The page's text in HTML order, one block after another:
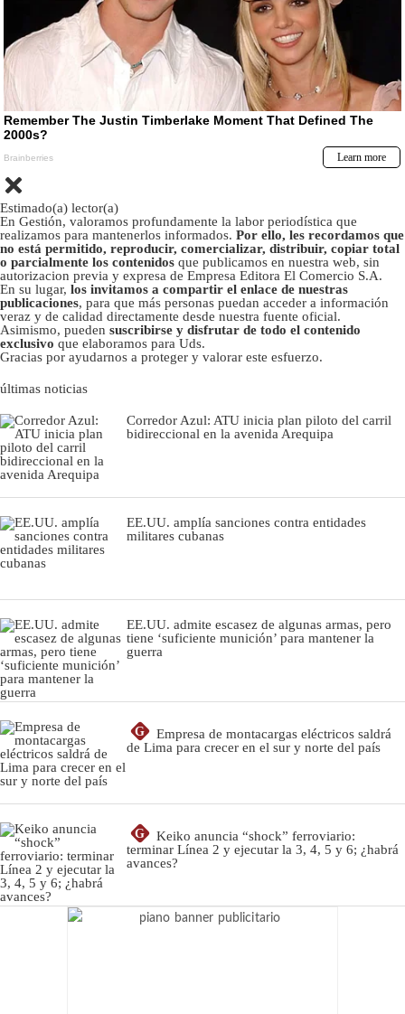
Estimado(a) lector(a)
En Gestión, valoramos profundamente la labor periodística que
realizamos para mantenerlos informados. Por ello, les recordamos que
no está permitido, reproducir, comercializar, distribuir, copiar total
o parcialmente los contenidos que publicamos en nuestra web, sin
autorizacion previa y expresa de Empresa Editora El Comercio S.A.
En su lugar, los invitamos a compartir el enlace de nuestras
publicaciones, para que más personas puedan acceder a información
veraz y de calidad directamente desde nuestra fuente oficial.
Asimismo, pueden suscribirse y disfrutar de todo el contenido
exclusivo que elaboramos para Uds.
Gracias por ayudarnos a proteger y valorar este esfuerzo.
últimas noticias
Corredor Azul: ATU inicia plan piloto del carril
bidireccional en la avenida Arequipa
EE.UU. amplía sanciones contra entidades
militares cubanas
EE.UU. admite escasez de algunas armas, pero
tiene ‘suficiente munición’ para mantener la
guerra
G
Empresa de montacargas eléctricos saldrá
de Lima para crecer en el sur y norte del país
G
Keiko anuncia “shock” ferroviario:
terminar Línea 2 y ejecutar la 3, 4, 5 y 6; ¿habrá
avances?